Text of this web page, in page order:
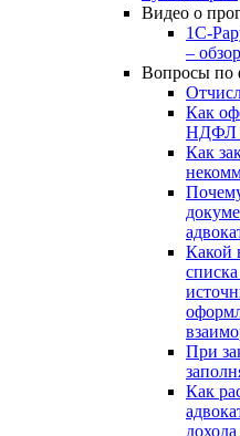
Видео о
1С-
–
Вопросы по
Как
НДФЛ
Как
Какой
При
Как